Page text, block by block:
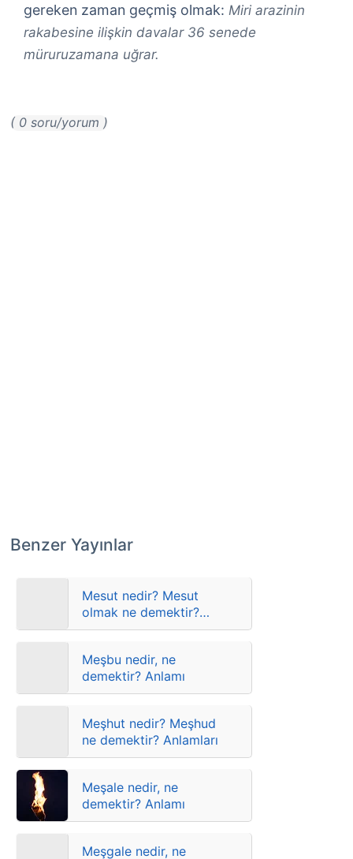
gereken zaman geçmiş olmak: Miri arazinin
rakabesine ilişkin davalar 36 senede
müruruzamana uğrar.
( 0 soru/yorum )
Benzer Yayınlar
Mesut nedir? Mesut
olmak ne demektir?
Anlamları
Meşbu nedir, ne
demektir? Anlamı
Meşhut nedir? Meşhud
ne demektir? Anlamları
Meşale nedir, ne
demektir? Anlamı
Meşgale nedir, ne